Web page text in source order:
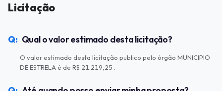
Licitação
Qual o valor estimado desta licitação?
O valor estimado desta licitação publico pelo órgão MUNICIPIO
DE ESTRELA é de R$ 21.219,25 .